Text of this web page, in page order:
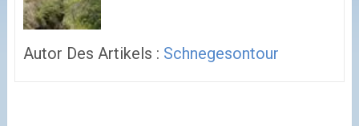
Autor Des Artikels : Schnegesontour